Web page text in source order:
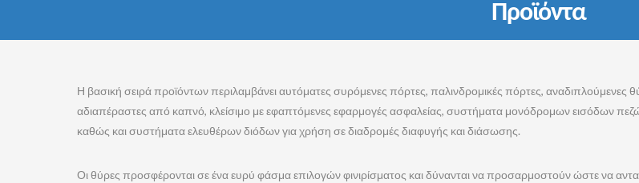
Προϊόντα
Η βασική σειρά προϊόντων περιλαμβάνει αυτόματες συρόμενες πόρτες, παλινδρομικές πόρτες, αναδιπλούμενες
αδιαπέραστες από καπνό, κλείσιμο με εφαπτόμενες εφαρμογές ασφαλείας, συστήματα μονόδρομων εισόδων
καθώς και συστήματα ελευθέρων διόδων για χρήση σε διαδρομές διαφυγής και διάσωσης.
Οι θύρες προσφέρονται σε ένα ευρύ φάσμα επιλογών φινιρίσματος και δύνανται να προσαρμοστούν ώστε να